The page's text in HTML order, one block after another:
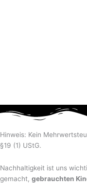
Hinweis: Kein
§19 (1) UStG.
Nachhaltigkeit ist uns
gemacht, gebrauchten